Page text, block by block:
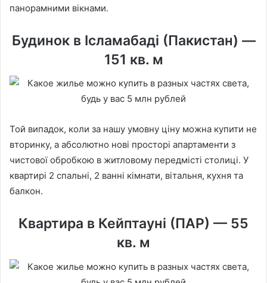
панорамними вікнами.
Будинок в Ісламабаді (Пакистан) —
151 кв. м
Той випадок, коли за нашу умовну ціну можна купити не
вторинку, а абсолютно нові просторі апартаменти з
чистової обробкою в житловому передмісті столиці. У
квартирі 2 спальні, 2 ванні кімнати, вітальня, кухня та
балкон.
Квартира в Кейптауні (ПАР) — 55
кв. м